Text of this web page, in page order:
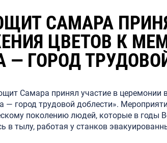
САМАРА
ЦВЕТОВ К
— ГОРОД
Самара принял участие в
— город трудовой доблести».
поколению людей, которые в годы
в тылу, работая у станков